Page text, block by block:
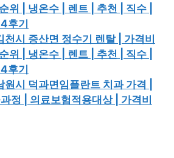
위 | 냉온수 | 렌트 | 추천 | 직수 |
후기
천시 증산면 정수기 렌탈 | 가격비
위 | 냉온수 | 렌트 | 추천 | 직수 |
후기
원시 덕과면임플란트 치과 가격 |
정 | 의료보험적용대상 | 가격비